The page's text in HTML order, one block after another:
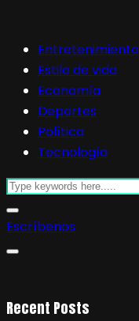
Entretenimiento
Estilo de vida
Economía
Deportes
Política
Tecnología
Escríbenos
Recent Posts